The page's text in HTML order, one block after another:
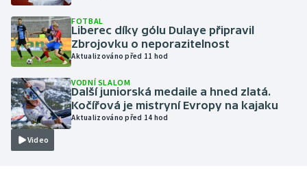
Moderní pětiboj
Motorsport
Olympijské hry
Parasport
Plavání
FOTBAL
Liberec díky gólu Dulaye připravil
Zbrojovku o neporazitelnost
Aktualizováno před 11 hod
Video
VODNÍ SLALOM
Další juniorská medaile a hned zlatá.
Kočířová je mistryní Evropy na kajaku
Aktualizováno před 14 hod